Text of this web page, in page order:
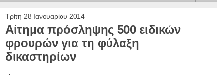
Τρίτη 28 Ιανουαρίου 2014
Αίτημα πρόσληψης 500 ειδικών
φρουρών για τη φύλαξη
δικαστηρίων